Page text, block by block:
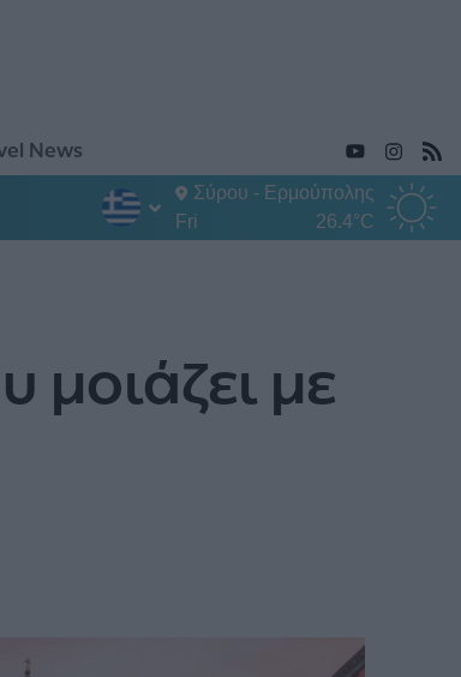
News
Σύρου - Ερμούπολης
Fri
26.4°C
με